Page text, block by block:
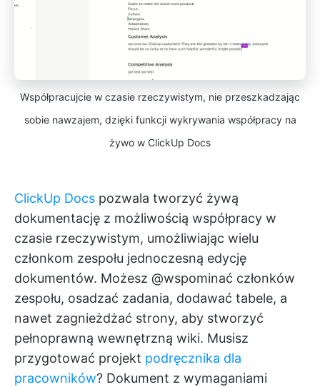
Współpracujcie w czasie rzeczywistym, nie przeszkadzając
sobie nawzajem, dzięki funkcji wykrywania współpracy na
żywo w ClickUp Docs
ClickUp Docs pozwala tworzyć żywą
dokumentację z możliwością współpracy w
czasie rzeczywistym, umożliwiając wielu
członkom zespołu jednoczesną edycję
dokumentów. Możesz @wspominać członków
zespołu, osadzać zadania, dodawać tabele, a
nawet zagnieżdżać strony, aby stworzyć
pełnoprawną wewnętrzną wiki. Musisz
przygotować projekt podręcznika dla
pracowników? Dokument z wymaganiami